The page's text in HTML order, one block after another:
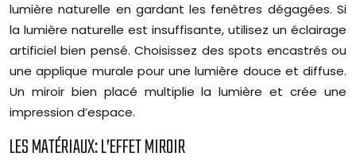
lumière naturelle en gardant les fenêtres dégagées. Si
la lumière naturelle est insuffisante, utilisez un éclairage
artificiel bien pensé. Choisissez des spots encastrés ou
une applique murale pour une lumière douce et diffuse.
Un miroir bien placé multiplie la lumière et crée une
impression d’espace.
LES MATÉRIAUX: L’EFFET MIROIR